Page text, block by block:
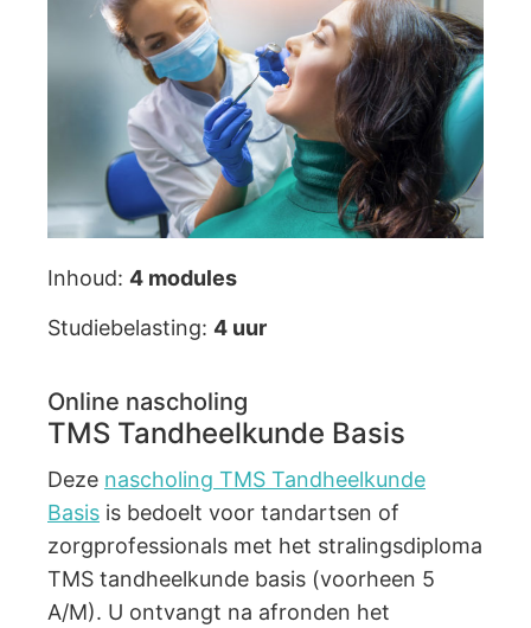
Inhoud: 4 modules
Studiebelasting: 4 uur
Online nascholing
TMS Tandheelkunde Basis
Deze nascholing TMS Tandheelkunde
Basis is bedoelt voor tandartsen of
zorgprofessionals met het stralingsdiploma
TMS tandheelkunde basis (voorheen 5
A/M). U ontvangt na afronden het